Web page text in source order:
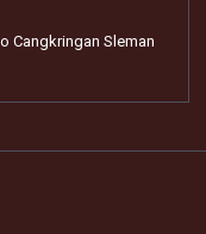
Cangkringan Sleman